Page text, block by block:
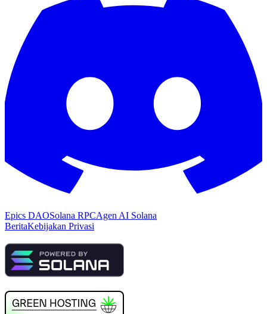
Epics DAOSolana RPCAgen AI Solana
BeritaKebijakan Privasi